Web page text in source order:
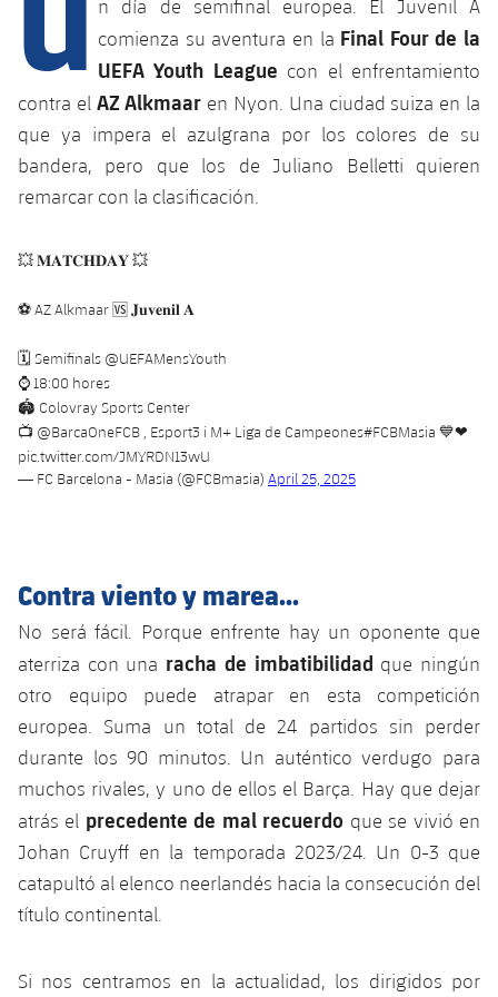
plusicon
más
Instalaciones
Spotify Camp Nou
Palau Blaugrana
Estadi Johan Cruyff
Barça Cafe
Ciutat Esportiva
La Masia
plusicon
más
Servicios
plusicon
más
SUB13
SUB12
SUB11 B
SUB10 A
SUB10 B
SUB9 A
SUB9 B
SUB8 A
SUB13 B
SUB12 C
SUB11 C
Entradas
Gameday Shows
Resultados
Historia
Palmarés
Base
Barça Atlètic
Cadete A
Mini
Campus Verano
Primer Equipo
plusicon
más
Actualidad
Entradas
Resultados
Clasificaciones
Jugadores
Palmarés
Barça Atlètic
plusicon
más
Actualidad
Calendario
Resultados
Clasificaciones
Jugadores
Base
plusicon
más
Actualidad
Juvenil
Cadete A
Cadete B
Infantil B
Primer equipo
plusicon
más
Actualidad
Calendario
Resultados
Clasificaciones
Jugadors
Fotos
Palmarés
Historia
Barça Atlètic
plusicon
más
Resultados
Jugadores
Clasificaciones
Juvenil
Cadete
Infantil
Alevín
PLUSICON
MÁS
Primer equipo
Actualidad
Calendario
Entradas
Resultados
Barça Atlètic
Actualidad
Calendario
Resultados
Base
Actualidad
Barça C
Campus Verano
Información general
plusicon
más
n día de semifinal europea. El Juvenil A
comienza su aventura en la Final Four de la
UEFA Youth League con el enfrentamiento
contra el AZ Alkmaar en Nyon. Una ciudad suiza en la
que ya impera el azulgrana por los colores de su
bandera, pero que los de Juliano Belletti quieren
remarcar con la clasificación.
💥 𝐌𝐀𝐓𝐂𝐇𝐃𝐀𝐘 💥
⚽ AZ Alkmaar 🆚 𝐉𝐮𝐯𝐞𝐧𝐢𝐥 𝐀
🗓 Semifinals @UEFAMensYouth
⌚ 18:00 hores
🏟 Colovray Sports Center
📺 @BarcaOneFCB , Esport3 i M+ Liga de Campeones#FCBMasia 💙❤
pic.twitter.com/JMYRDN13wU
— FC Barcelona - Masia (@FCBmasia) April 25, 2025
Contra viento y marea...
No será fácil. Porque enfrente hay un oponente que
aterriza con una racha de imbatibilidad que ningún
otro equipo puede atrapar en esta competición
europea. Suma un total de 24 partidos sin perder
durante los 90 minutos. Un auténtico verdugo para
muchos rivales, y uno de ellos el Barça. Hay que dejar
atrás el precedente de mal recuerdo que se vivió en
Johan Cruyff en la temporada 2023/24. Un 0-3 que
catapultó al elenco neerlandés hacia la consecución del
título continental.
Si nos centramos en la actualidad, los dirigidos por